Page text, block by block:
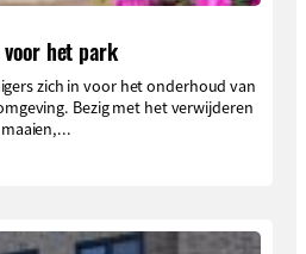
het park
zich in voor het onderhoud van
Bezig met het verwijderen